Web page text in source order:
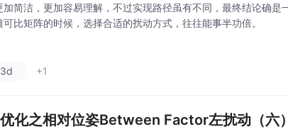
加简洁，更加容易理解，不过实现路径虽有不同，最终结论确是
比矩阵的时候，选择合适的扰动方式，往往能事半功倍。
+1
化之相对位姿Between Factor左扰动（六）